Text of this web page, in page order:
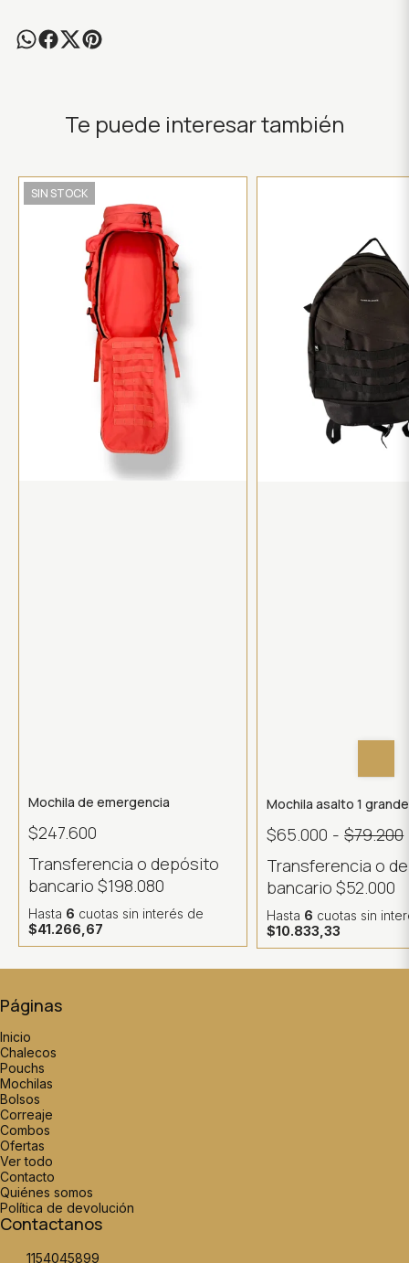
Te puede interesar también
SIN STOCK
Mochila de emergencia
$247.600
Transferencia o depósito
bancario $198.080
Hasta 6 cuotas sin interés de
$41.266,67
Mochila asalto 1 grande
$65.000 - $79.200
Transferencia o
bancario$52.000
Hasta 6 cuotas sin
$10.833,33
Páginas
Inicio
Chalecos
Pouchs
Mochilas
Bolsos
Correaje
Combos
Ofertas
Ver todo
Contacto
Quiénes somos
Política de devolución
Contactanos
1154045899